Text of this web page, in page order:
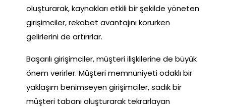
oluşturarak, kaynakları etkili bir şekilde yöneten
girişimciler, rekabet avantajını korurken
gelirlerini de artırırlar.
Başarılı girişimciler, müşteri ilişkilerine de büyük
önem verirler. Müşteri memnuniyeti odaklı bir
yaklaşım benimseyen girişimciler, sadık bir
müşteri tabanı oluşturarak tekrarlayan